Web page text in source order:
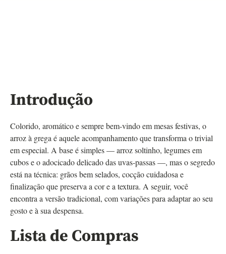
Introdução
Colorido, aromático e sempre bem-vindo em mesas festivas, o
arroz à grega é aquele acompanhamento que transforma o trivial
em especial. A base é simples — arroz soltinho, legumes em
cubos e o adocicado delicado das uvas-passas —, mas o segredo
está na técnica: grãos bem selados, cocção cuidadosa e
finalização que preserva a cor e a textura. A seguir, você
encontra a versão tradicional, com variações para adaptar ao seu
gosto e à sua despensa.
Lista de Compras